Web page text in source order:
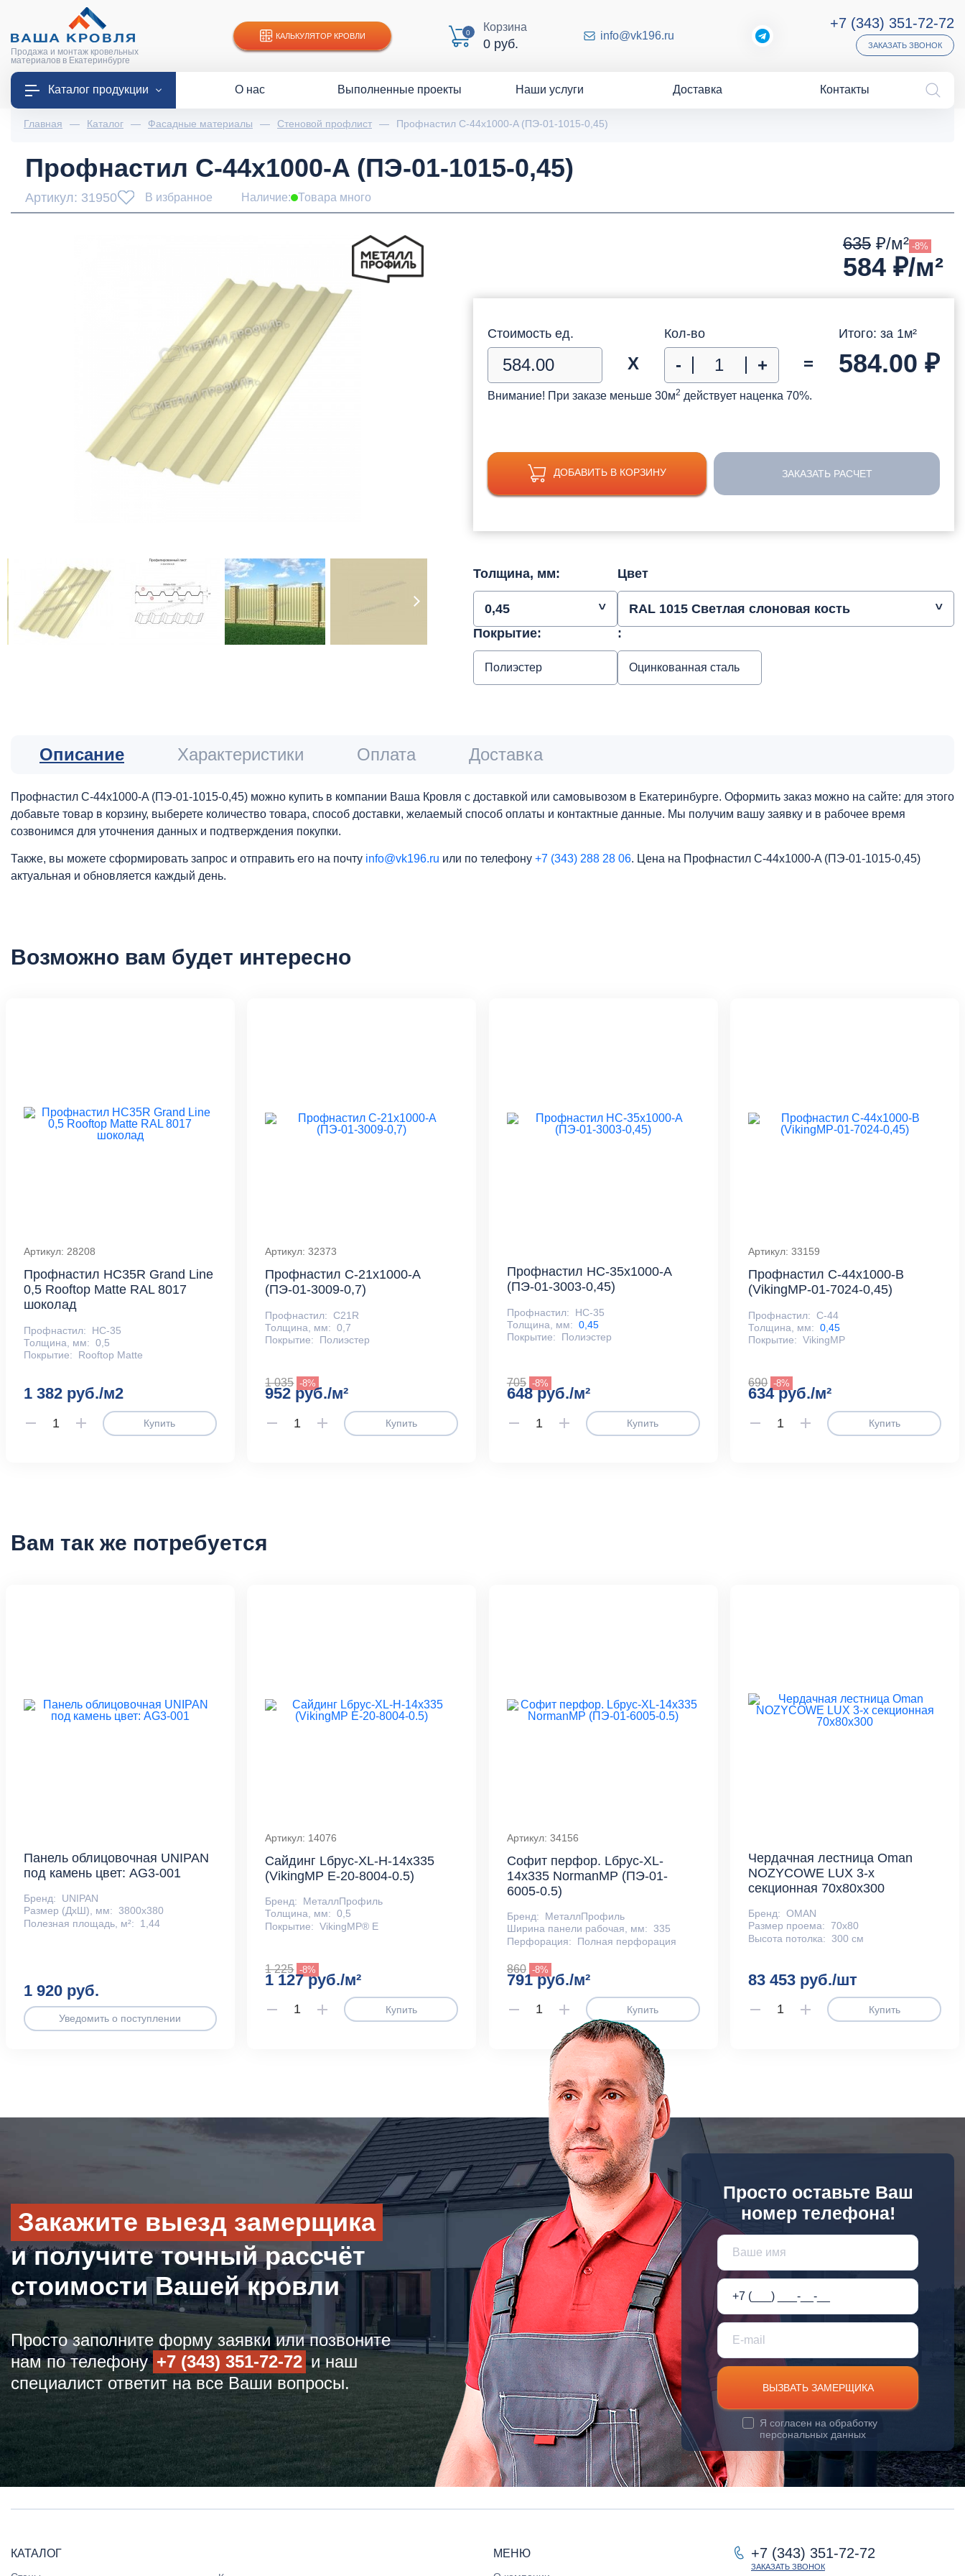
Продажа и монтаж кровельных
материалов в Екатеринбурге
КАЛЬКУЛЯТОР КРОВЛИ 0 Корзина
0 руб.
info@vk196.ru
+7 (343) 351-72-72
ЗАКАЗАТЬ ЗВОНОК
Каталог продукции О нас Выполненные проекты Наши услуги Доставка Контакты
Главная — Каталог — Фасадные материалы — Стеновой профлист — Профнастил С-44x1000-A (ПЭ-01-1015-0,45)
Профнастил С-44x1000-A (ПЭ-01-1015-0,45)
Артикул: 31950 В избранное Наличие: Товара много
635 ₽/м² -8%
584 ₽/м²
Стоимость ед.
Х
Кол-во
- + =
Итого: за 1м²
584.00 ₽
Внимание! При заказе меньше 30м2 действует наценка 70%.
ДОБАВИТЬ В КОРЗИНУ ЗАКАЗАТЬ РАСЧЕТ
Толщина, мм:
0,45
Цвет
RAL 1015 Светлая слоновая кость
Покрытие:
Полиэстер
:
Оцинкованная сталь
Описание Характеристики Оплата Доставка
Профнастил С-44x1000-A (ПЭ-01-1015-0,45) можно купить в компании Ваша Кровля с доставкой или самовывозом в Екатеринбурге. Оформить заказ можно на сайте: для этого
добавьте товар в корзину, выберете количество товара, способ доставки, желаемый способ оплаты и контактные данные. Мы получим вашу заявку и в рабочее время
созвонимся для уточнения данных и подтверждения покупки.
Также, вы можете сформировать запрос и отправить его на почту info@vk196.ru или по телефону +7 (343) 288 28 06. Цена на Профнастил С-44x1000-A (ПЭ-01-1015-0,45)
актуальная и обновляется каждый день.
Возможно вам будет интересно
Артикул: 28208
Профнастил HC35R Grand Line
0,5 Rooftop Matte RAL 8017
шоколад
Профнастил:
НС-35
Толщина, мм: 0,5
Покрытие:
Rooftop Matte
1 382 руб./м2
Купить
Артикул: 32373
Профнастил С-21x1000-A
(ПЭ-01-3009-0,7)
Профнастил: С21R
Толщина, мм: 0,7
Покрытие:
Полиэстер
1 035 -8%
952 руб./м²
Купить
Профнастил НС-35x1000-A
(ПЭ-01-3003-0,45)
Профнастил:
НС-35
Толщина, мм: 0,45
Покрытие:
Полиэстер
705 -8%
648 руб./м²
Купить
Артикул: 33159
Профнастил С-44x1000-B
(VikingMP-01-7024-0,45)
Профнастил: С-44
Толщина, мм: 0,45
Покрытие: VikingMP
690 -8%
634 руб./м²
Купить
Вам так же потребуется
Панель облицовочная UNIPAN
под камень цвет: AG3-001
Бренд:
UNIPAN
Размер (ДхШ), мм: 3800х380
Полезная площадь, м²:
1,44
1 920 руб.
Уведомить о поступлении
Артикул: 14076
Сайдинг Lбрус-XL-Н-14х335
(VikingMP E-20-8004-0.5)
Бренд:
МеталлПрофиль
Толщина, мм: 0,5
Покрытие: VikingMP® E
1 225 -8%
1 127 руб./м²
Купить
Артикул: 34156
Софит перфор. Lбрус-XL-
14х335 NormanMP (ПЭ-01-
6005-0.5)
Бренд:
МеталлПрофиль
Ширина панели рабочая, мм: 335
Перфорация:
Полная перфорация
860 -8%
791 руб./м²
Купить
Чердачная лестница Oman
NOZYCOWE LUX 3-х
секционная 70х80х300
Бренд: OMAN
Размер проема: 70x80
Высота потолка: 300 см
83 453 руб./шт
Купить
Закажите выезд замерщика
и получите точный рассчёт
стоимости Вашей кровли
Просто заполните форму заявки или позвоните
нам по телефону +7 (343) 351-72-72и наш
специалист ответит на все Ваши вопросы.
Просто оставьте Ваш
номер телефона!
ВЫЗВАТЬ ЗАМЕРЩИКА
Я согласен на обработку
персональных данных
КАТАЛОГ МЕНЮ +7 (343) 351-72-72
ЗАКАЗАТЬ ЗВОНОК